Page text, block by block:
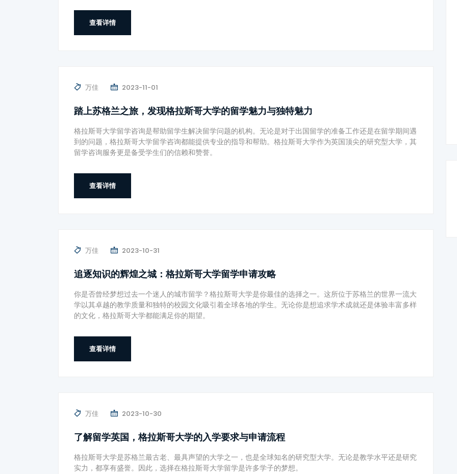
查看详情
万佳 2023-11-01
踏上苏格兰之旅，发现格拉斯哥大学的留学魅力与独特魅力
格拉斯哥大学留学咨询是帮助留学生解决留学问题的机构。无论是对于出国留学的准备工作还是在留学期间遇
到的问题，格拉斯哥大学留学咨询都能提供专业的指导和帮助。格拉斯哥大学作为英国顶尖的研究型大学，其
留学咨询服务更是备受学生们的信赖和赞誉。
查看详情
万佳 2023-10-31
追逐知识的辉煌之城：格拉斯哥大学留学申请攻略
你是否曾经梦想过去一个迷人的城市留学？格拉斯哥大学是你最佳的选择之一。这所位于苏格兰的世界一流大
学以其卓越的教学质量和独特的校园文化吸引着全球各地的学生。无论你是想追求学术成就还是体验丰富多样
的文化，格拉斯哥大学都能满足你的期望。
查看详情
万佳 2023-10-30
了解留学英国，格拉斯哥大学的入学要求与申请流程
格拉斯哥大学是苏格兰最古老、最具声望的大学之一，也是全球知名的研究型大学。无论是教学水平还是研究
实力，都享有盛誉。因此，选择在格拉斯哥大学留学是许多学子的梦想。